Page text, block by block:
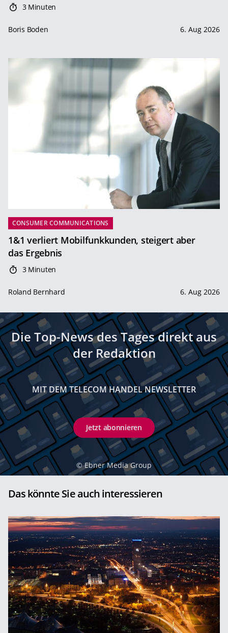
3 Minuten
Boris Boden 6. Aug 2026
CONSUMER COMMUNICATIONS
1&1 verliert Mobilfunkkunden, steigert aber
das Ergebnis
3 Minuten
Roland Bernhard 6. Aug 2026
Die Top-News des Tages direkt aus
der Redaktion
MIT DEM TELECOM HANDEL NEWSLETTER
Jetzt abonnieren
© Ebner Media Group
Das könnte Sie auch interessieren